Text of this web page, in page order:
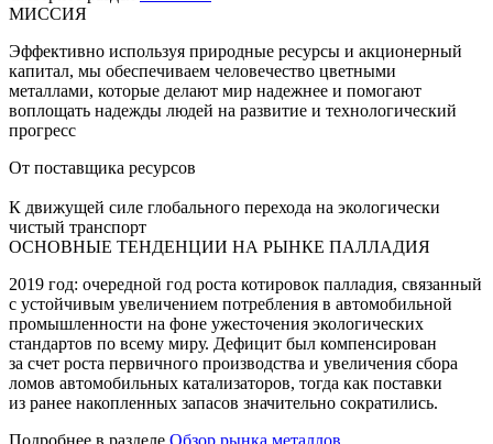
МИССИЯ
Эффективно используя природные ресурсы и акционерный
капитал, мы обеспечиваем человечество цветными
металлами, которые делают мир надежнее и помогают
воплощать надежды людей на развитие и технологический
прогресс
От поставщика ресурсов
К движущей силе глобального перехода на экологически
чистый транспорт
ОСНОВНЫЕ ТЕНДЕНЦИИ НА РЫНКЕ ПАЛЛАДИЯ
2019 год: очередной год роста котировок палладия, связанный
с устойчивым увеличением потребления в автомобильной
промышленности на фоне ужесточения экологических
стандартов по всему миру. Дефицит был компенсирован
за счет роста первичного производства и увеличения сбора
ломов автомобильных катализаторов, тогда как поставки
из ранее накопленных запасов значительно сократились.
Подробнее в разделе Обзор рынка металлов